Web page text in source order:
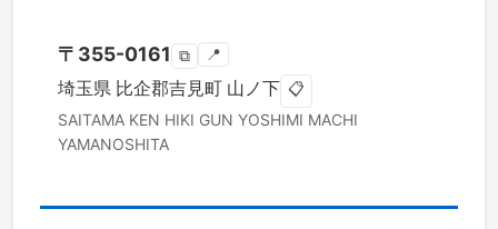
〒 355-0161 ⧉ 📍
埼玉県 比企郡吉見町 山ノ下 📋
SAITAMA KEN HIKI GUN YOSHIMI MACHI
YAMANOSHITA